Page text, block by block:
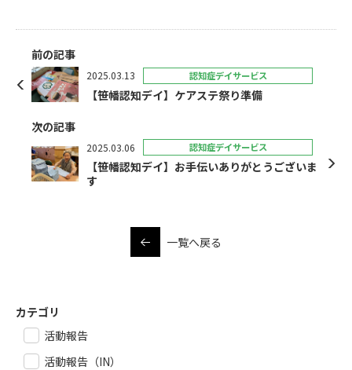
前の記事
2025.03.13 認知症デイサービス
【笹幡認知デイ】ケアステ祭り準備
次の記事
2025.03.06 認知症デイサービス
【笹幡認知デイ】お手伝いありがとうございま
す
一覧へ戻る
カテゴリ
活動報告
活動報告（IN）